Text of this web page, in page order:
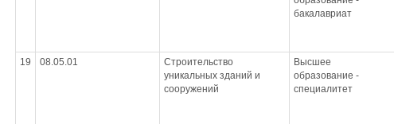
бакалавриат
19 08.05.01
Строительство
уникальных зданий и
сооружений
Высшее
образование -
специалитет